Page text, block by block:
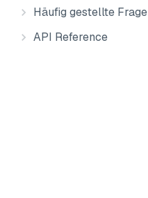
Häufig gestellte
API Reference